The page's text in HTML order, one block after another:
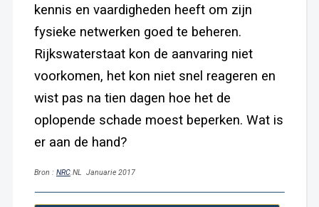
kennis en vaardigheden heeft om zijn
fysieke netwerken goed te beheren.
Rijkswaterstaat kon de aanvaring niet
voorkomen, het kon niet snel reageren en
wist pas na tien dagen hoe het de
oplopende schade moest beperken. Wat is
er aan de hand?
Bron : NRC.NL Januarie 2017